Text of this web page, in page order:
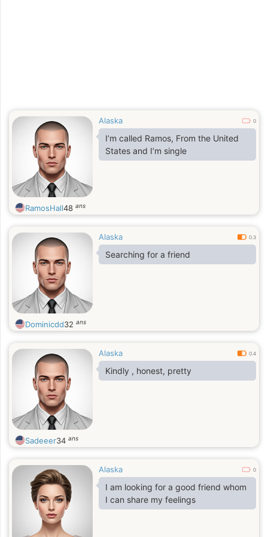
Alaska 0
I’m called Ramos, From the United
States and I’m single
RamosHall48 ans
Alaska 0.3
Searching for a friend
Dominicdd32 ans
Alaska 0.4
Kindly , honest, pretty
Sadeeer34 ans
Alaska 0
I am looking for a good friend whom
I can share my feelings